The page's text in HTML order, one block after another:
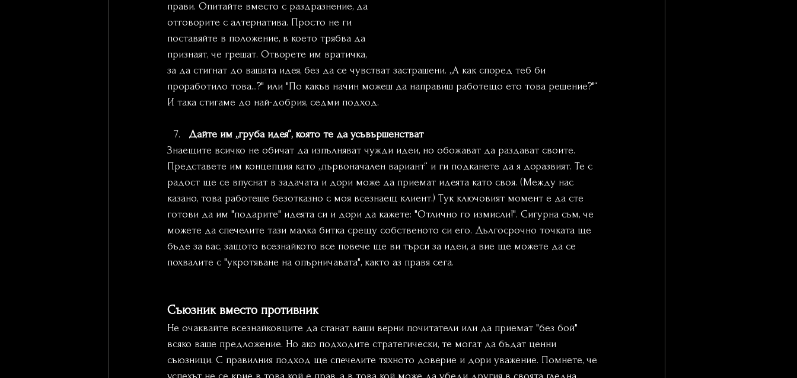
прави. Опитайте вместо с раздразнение, да
отговорите с алтернатива. Просто не ги
поставяйте в положение, в което трябва да
признаят, че грешат. Отворете им вратичка,
за да стигнат до вашата идея, без да се чувстват застрашени. „А как според теб би
проработило това...?" или "По какъв начин можеш да направиш работещо ето това решение?"“
И така стигаме до най-добрия, седми подход.
Дайте им „груба идея“, която те да усъвършенстват
Знаещите всичко не обичат да изпълняват чужди идеи, но обожават да раздават своите.
Представете им концепция като „първоначален вариант“ и ги подканете да я доразвият. Те с
радост ще се впуснат в задачата и дори може да приемат идеята като своя. (Между нас
казано, това работеше безотказно с моя всезнаещ клиент.) Тук ключовият момент е да сте
готови да им "подарите" идеята си и дори да кажете: "Отлично го измисли!". Сигурна съм, че
можете да спечелите тази малка битка срещу собственото си его. Дългосрочно точката ще
бъде за вас, защото всезнайкото все повече ще ви търси за идеи, а вие ще можете да се
похвалите с "укротяване на опърничавата", както аз правя сега.
Съюзник вместо противник
Не очаквайте всезнайковците да станат ваши верни почитатели или да приемат "без бой"
всяко ваше предложение. Но ако подходите стратегически, те могат да бъдат ценни
съюзници. С правилния подход ще спечелите тяхното доверие и дори уважение. Помнете, че